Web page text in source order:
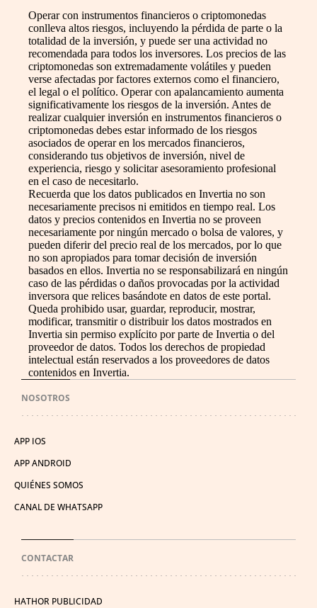
Operar con instrumentos financieros o criptomonedas
conlleva altos riesgos, incluyendo la pérdida de parte o la
totalidad de la inversión, y puede ser una actividad no
recomendada para todos los inversores. Los precios de las
criptomonedas son extremadamente volátiles y pueden
verse afectadas por factores externos como el financiero,
el legal o el político. Operar con apalancamiento aumenta
significativamente los riesgos de la inversión. Antes de
realizar cualquier inversión en instrumentos financieros o
criptomonedas debes estar informado de los riesgos
asociados de operar en los mercados financieros,
considerando tus objetivos de inversión, nivel de
experiencia, riesgo y solicitar asesoramiento profesional
en el caso de necesitarlo.
Recuerda que los datos publicados en Invertia no son
necesariamente precisos ni emitidos en tiempo real. Los
datos y precios contenidos en Invertia no se proveen
necesariamente por ningún mercado o bolsa de valores, y
pueden diferir del precio real de los mercados, por lo que
no son apropiados para tomar decisión de inversión
basados en ellos. Invertia no se responsabilizará en ningún
caso de las pérdidas o daños provocadas por la actividad
inversora que relices basándote en datos de este portal.
Queda prohibido usar, guardar, reproducir, mostrar,
modificar, transmitir o distribuir los datos mostrados en
Invertia sin permiso explícito por parte de Invertia o del
proveedor de datos. Todos los derechos de propiedad
intelectual están reservados a los proveedores de datos
contenidos en Invertia.
NOSOTROS
APP IOS
APP ANDROID
QUIÉNES SOMOS
CANAL DE WHATSAPP
CONTACTAR
HATHOR PUBLICIDAD